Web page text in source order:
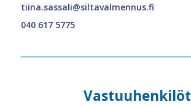
tiina.sassali@siltavalmennus.fi
040 617 5775
Vastuuhenkilöt